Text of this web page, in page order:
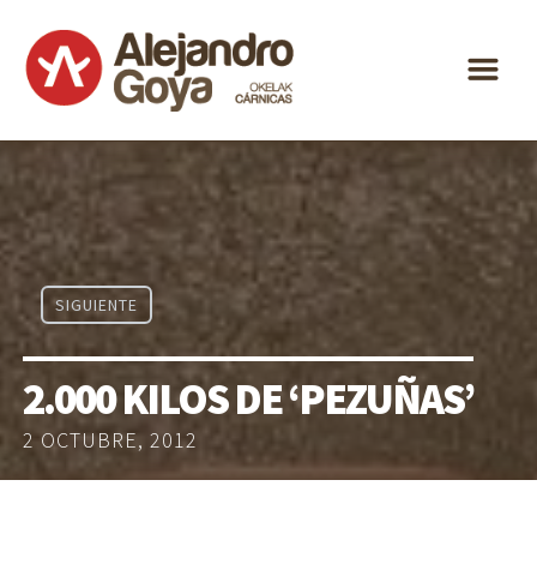
m
ALEJANDRO
GOYA
ACTUALIDAD
CONTACTO
ES
EU
SIGUIENTE
2.000 KILOS DE ‘PEZUÑAS’
2 OCTUBRE, 2012